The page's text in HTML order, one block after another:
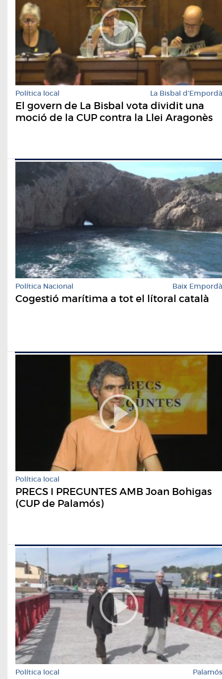
Política local La Bisbal d'Empordà
El govern de La Bisbal vota dividit una
moció de la CUP contra la Llei Aragonès
Política Nacional Baix Empordà
Cogestió marítima a tot el lítoral català
Política local
PRECS I PREGUNTES AMB Joan Bohigas
(CUP de Palamós)
Política local Palamós